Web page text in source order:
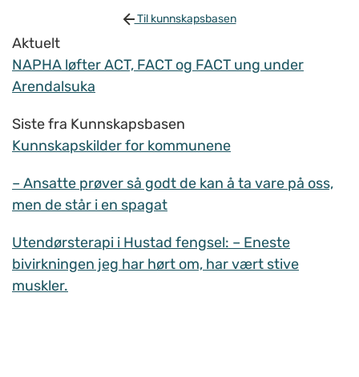
Til kunnskapsbasen
Aktuelt
NAPHA løfter ACT, FACT og FACT ung under
Arendalsuka
Siste fra Kunnskapsbasen
Kunnskapskilder for kommunene
– Ansatte prøver så godt de kan å ta vare på oss,
men de står i en spagat
Utendørsterapi i Hustad fengsel: – Eneste
bivirkningen jeg har hørt om, har vært stive
muskler.